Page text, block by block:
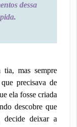
dessa
tia, mas sempre
precisava de
ela fosse criada
descobre que
decide deixar a